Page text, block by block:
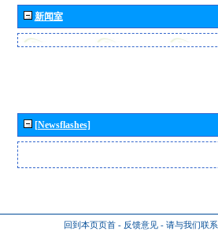
新闻室
[Newsflashes]
回到本页页首 - 反馈意见 - 请与我们联系